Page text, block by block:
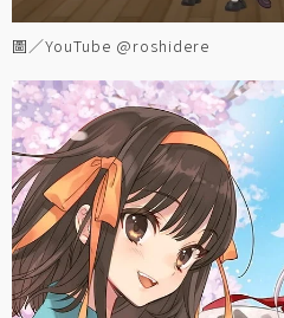
圖／YouTube @roshidere